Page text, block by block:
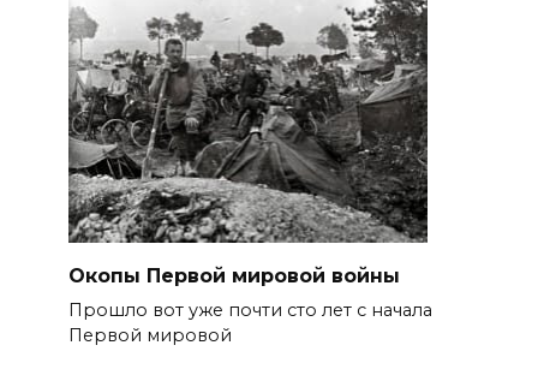
Окопы Первой мировой войны
Прошло вот уже почти сто лет с начала
Первой мировой